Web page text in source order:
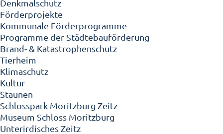
Denkmalschutz
Förderprojekte
Kommunale Förderprogramme
Programme der Städtebauförderung
Brand- & Katastrophenschutz
Tierheim
Klimaschutz
Kultur
Staunen
Schlosspark Moritzburg Zeitz
Museum Schloss Moritzburg
Unterirdisches Zeitz